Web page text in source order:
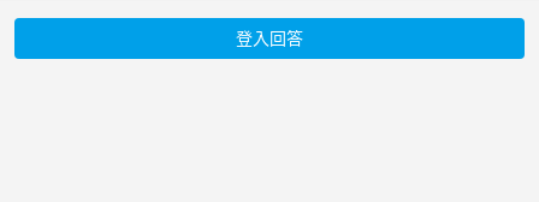
登入回答